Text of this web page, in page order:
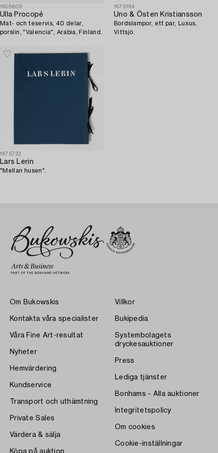
1658809
Ulla Procopé
Mat- och teservis, 40 delar,
porslin, "Valencia", Arabia, Finland.
1675194
Uno & Östen Kristiansson
Bordslampor, ett par, Luxus,
Vittsjö.
1675722
Lars Lerin
"Mellan husen".
Om Bukowskis
Kontakta våra specialister
Våra Fine Art-resultat
Nyheter
Hemvärdering
Kundservice
Transport och uthämtning
Private Sales
Värdera & sälja
Köpa på auktion
Villkor
Bukipedia
Systembolagets
dryckesauktioner
Press
Lediga tjänster
Bonhams - Alla auktioner
Integritetspolicy
Om cookies
Cookie-inställningar